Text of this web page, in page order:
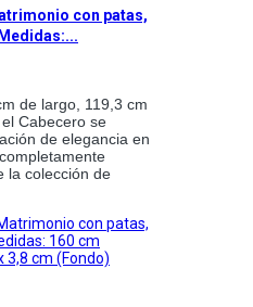
con patas,
de largo, 119,3 cm
Cabecero se
de elegancia en
la colección de